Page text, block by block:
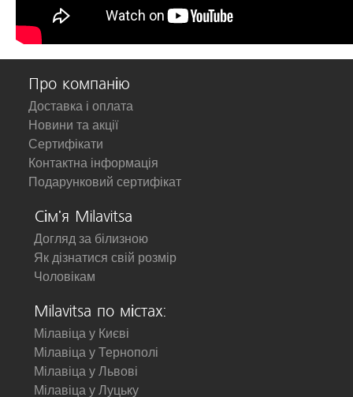
Про компанію
Доставка і оплата
Новини та акції
Сертифікати
Контактна інформація
Подарунковий сертифікат
Сім'я Milavitsa
Догляд за білизною
Як дізнатися свій розмір
Чоловікам
Milavitsa по містах:
Мілавіца у Києві
Мілавіца у Тернополі
Мілавіца у Львові
Мілавіца у Луцьку